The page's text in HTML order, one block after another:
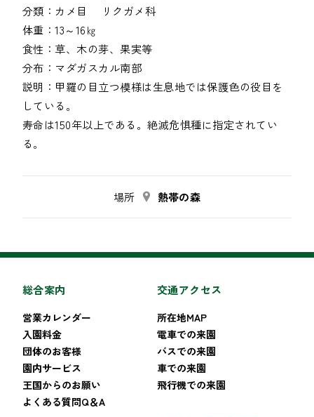
分類： カメ目
リクガメ科
体重：13～16㎏
食性： 草、木の芽、果実等
分布： マダガスカル南部
説明： 甲羅の目立つ模様は生息地では保護色の役目を
している。
寿命は150年以上である。絶滅危惧種に指定されてい
る。
場所 熱帯の森
総合案内
営業カレンダー
入園料金
団体のお客様
園内サービス
王国からのお願い
よくある質問Q＆A
交通アクセス
所在地MAP
電車での来園
バスでの来園
車での来園
飛行機での来園